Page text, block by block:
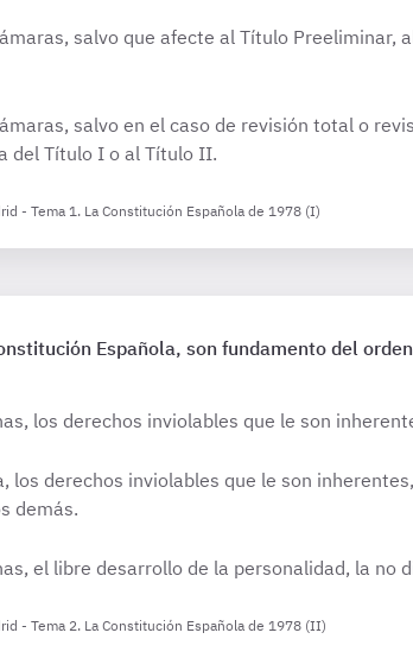
salvo que afecte al Título Preeliminar,
salvo en el caso de revisión total o
del Título I o al Título II.
- Tema 1. La Constitución Española de 1978 (I)
Española, son fundamento del
los derechos inviolables que le son
los derechos inviolables que le son
demás.
el libre desarrollo de la personalidad, la no
- Tema 2. La Constitución Española de 1978 (II)